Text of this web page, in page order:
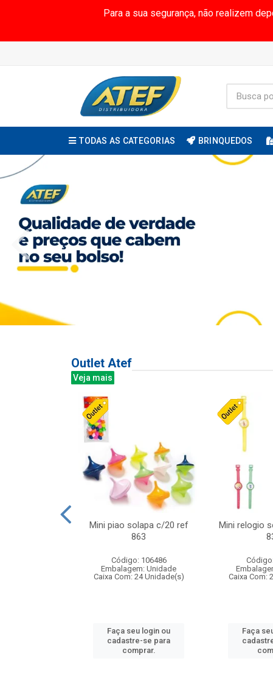
Para a sua segurança, não realizem
TODAS AS CATEGORIAS BRINQUEDOS
Outlet Atef
Veja mais
Mini piao solapa c/20 ref
863
Código: 106486
Embalagem: Unidade
Caixa Com: 24 Unidade(s)
Faça seu login ou
cadastre-se para
comprar.
Mini relogio
Caixa Com:
Faça